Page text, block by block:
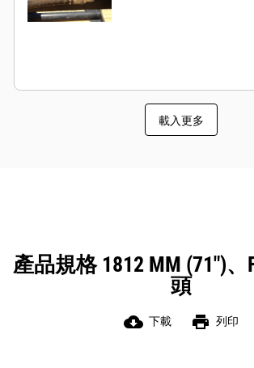
載入更多
產品規格 1812 MM (71")、
頭
cloud_download 下載 print 列印